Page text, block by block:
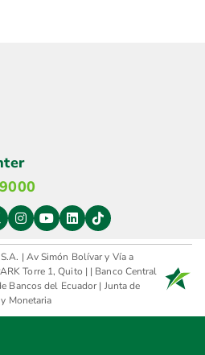
| Av Simón Bolívar y Vía a
Torre 1, Quito | | Banco Central
Bancos del Ecuador | Junta de
Monetaria